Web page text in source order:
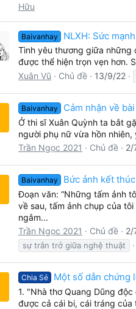
Hữu
Baivanhay NLXH: Sức
Tình yêu thương giữa những
được thể hiện trọn vẹn hơn.
Xuân Vũ
Chủ đề 13/9/22
Baivanhay Cảm nhận về
Ở thi sĩ Xuân Quỳnh ta bắt
người phụ nữ vừa hồn
Trần Ngọc 2021
Chủ đề 2/
Baivanhay Bức ảnh kết
Đoạn văn: “Những tấm ảnh
về sau, tấm ảnh chụp của
ngắm...
Trần Ngọc 2021
Chủ đề 2/
sự trắn trở giữa nghệ thuật
Chia Sẻ Một số dẫn chứng
1. "Nhà thơ Quang Dũng
được cả cái bi, cái tráng của